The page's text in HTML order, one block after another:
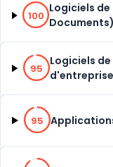
100% de
100
Logiciels de
Documents)
95% de
95
Logiciels
d'entreprise
95% de
95
90% de